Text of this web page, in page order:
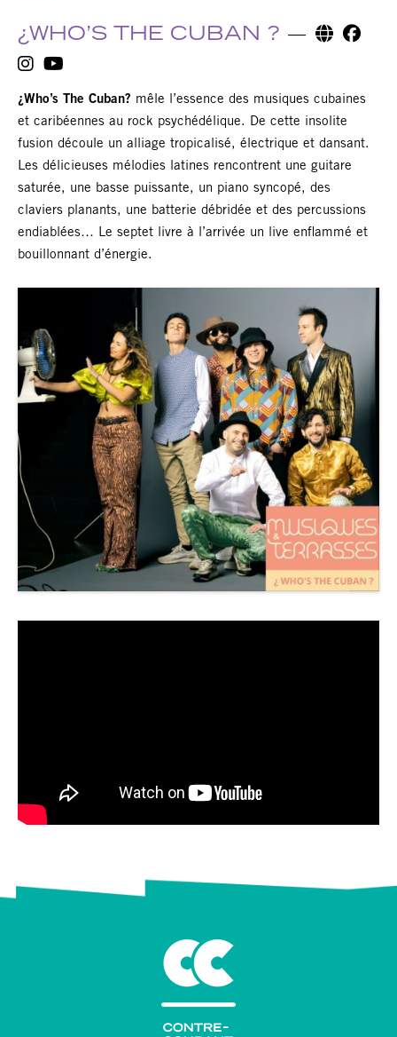
¿WHO’S THE CUBAN ?
¿Who’s The Cuban? mêle l’essence des musiques cubaines
et caribéennes au rock psychédélique. De cette insolite
fusion découle un alliage tropicalisé, électrique et dansant.
Les délicieuses mélodies latines rencontrent une guitare
saturée, une basse puissante, un piano syncopé, des
claviers planants, une batterie débridée et des percussions
endiablées… Le septet livre à l’arrivée un live enflammé et
bouillonnant d’énergie.